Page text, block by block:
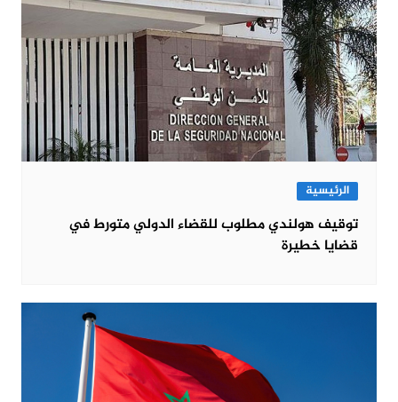
الرئيسية
توقيف هولندي مطلوب للقضاء الدولي متورط في
قضايا خطيرة